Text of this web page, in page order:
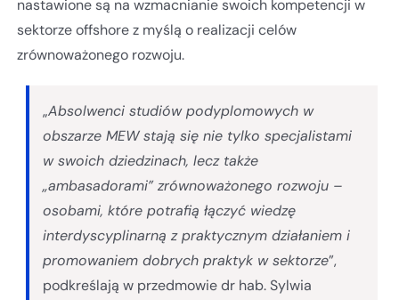
nastawione są na wzmacnianie swoich kompetencji w
sektorze offshore z myślą o realizacji celów
zrównoważonego rozwoju.
„Absolwenci studiów podyplomowych w
obszarze MEW stają się nie tylko specjalistami
w swoich dziedzinach, lecz także
„ambasadorami” zrównoważonego rozwoju –
osobami, które potrafią łączyć wiedzę
interdyscyplinarną z praktycznym działaniem i
promowaniem dobrych praktyk w sektorze”,
podkreślają w przedmowie dr hab. Sylwia